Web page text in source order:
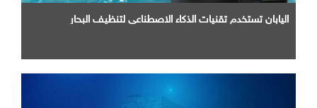
اليابان تستخدم تقنيات الذكاء الاصطناعي لتنظيف البحار